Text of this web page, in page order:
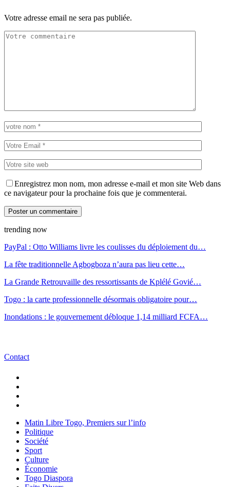
Votre adresse email ne sera pas publiée.
Enregistrez mon nom, mon adresse e-mail et mon site Web dans
ce navigateur pour la prochaine fois que je commenterai.
trending now
PayPal : Otto Williams livre les coulisses du déploiement du…
La fête traditionnelle Agbogboza n’aura pas lieu cette…
La Grande Retrouvaille des ressortissants de Kplélé Govié…
Togo : la carte professionnelle désormais obligatoire pour…
Inondations : le gouvernement débloque 1,14 milliard FCFA…
Contact
Matin Libre Togo, Premiers sur l’info
Politique
Société
Sport
Culture
Économie
Togo Diaspora